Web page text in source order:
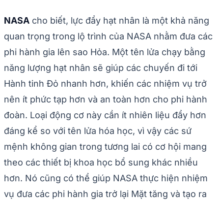
NASA cho biết, lực đẩy hạt nhân là một khả năng
quan trọng trong lộ trình của NASA nhằm đưa các
phi hành gia lên sao Hỏa. Một tên lửa chạy bằng
năng lượng hạt nhân sẽ giúp các chuyến đi tới
Hành tinh Đỏ nhanh hơn, khiến các nhiệm vụ trở
nên ít phức tạp hơn và an toàn hơn cho phi hành
đoàn. Loại động cơ này cần ít nhiên liệu đẩy hơn
đáng kể so với tên lửa hóa học, vì vậy các sứ
mệnh không gian trong tương lai có cơ hội mang
theo các thiết bị khoa học bổ sung khác nhiều
hơn. Nó cũng có thể giúp NASA thực hiện nhiệm
vụ đưa các phi hành gia trở lại Mặt tăng và tạo ra